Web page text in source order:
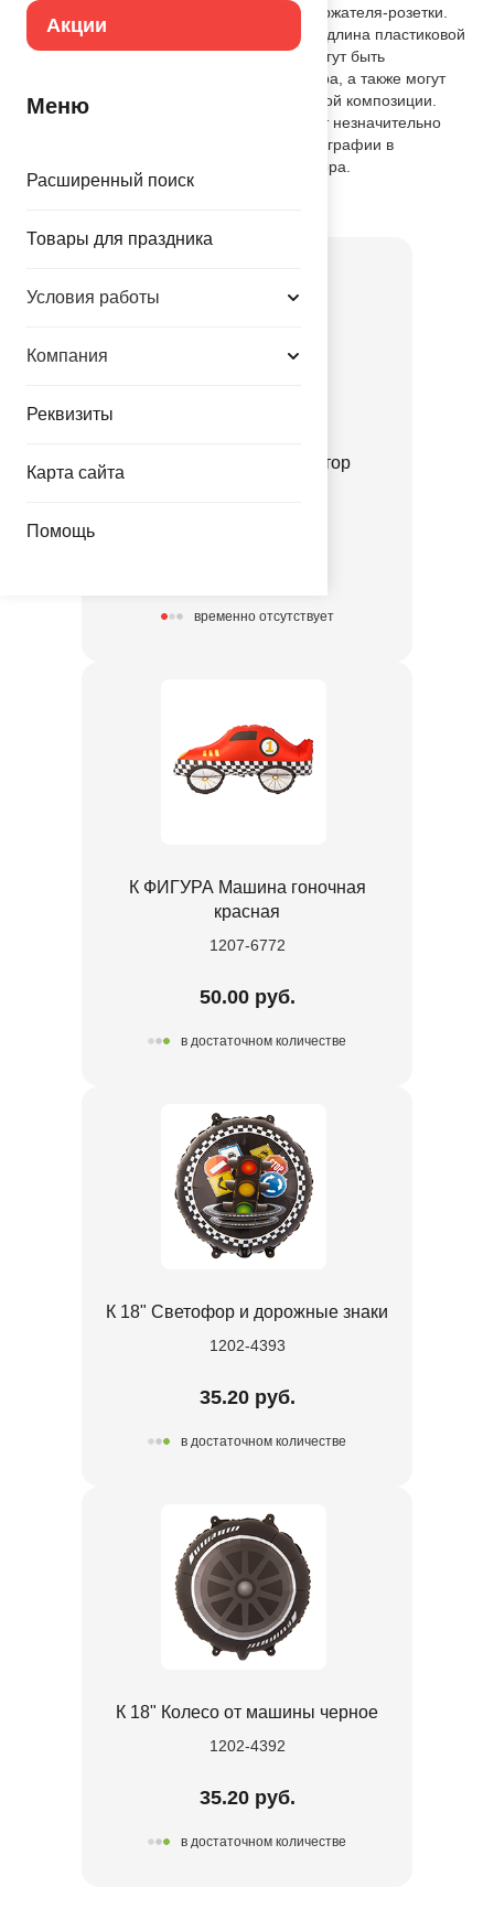
Акции
Меню
Расширенный поиск
Товары для праздника
Условия работы
Компания
Реквизиты
Карта сайта
Помощь
вставив палочку в удлиненную часть держателя-розетки.
Размер шара в надутом виде 20х30 см, длина пластиковой
палочки 28см. Фигурные мини-шары могут быть
использованы в качестве игрушки, декора, а также могут
стать идеальным дополнением цветочной композиции.
Внимание! Реальный цвет товара может незначительно
отличаться от представленного на фотографии в
зависимости от настроек вашего монитора.
Ф М/ФИГУРА Экскаватор
временно отсутствует
К ФИГУРА Машина гоночная
красная
1207-6772
50.00 руб.
в достаточном количестве
К 18" Светофор и дорожные знаки
1202-4393
35.20 руб.
в достаточном количестве
К 18" Колесо от машины черное
1202-4392
35.20 руб.
в достаточном количестве